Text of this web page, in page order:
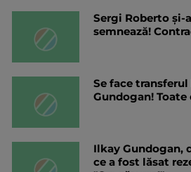
Sergi Roberto și-
semnează!
Se face
Gundogan!
Ilkay Gundogan,
ce a fost lăsat